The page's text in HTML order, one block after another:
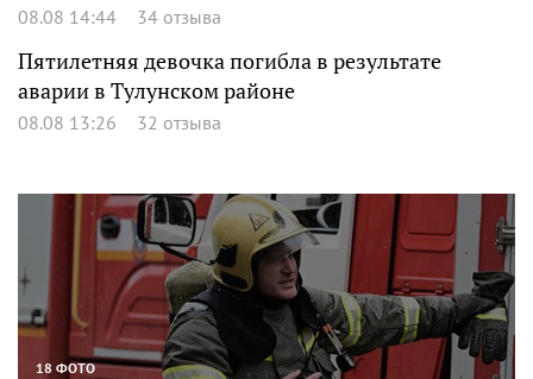
08.08 14:44 34 отзыва
Пятилетняя девочка погибла в результате
аварии в Тулунском районе
08.08 13:26 32 отзыва
18 ФОТО